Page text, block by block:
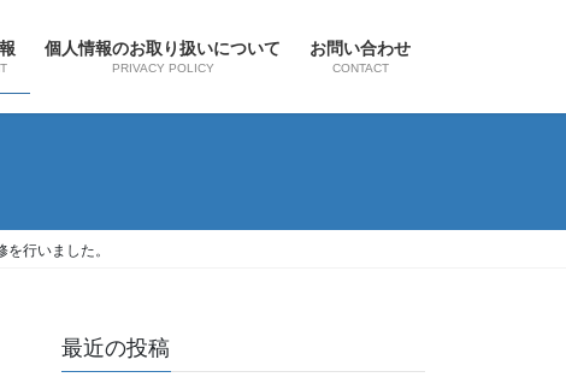
個人情報のお取り扱いについて
PRIVACY POLICY
お問い合わせ
CONTACT
行いました。
最近の投稿